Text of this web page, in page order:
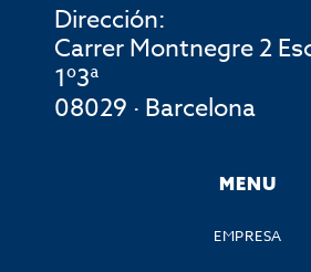
Dirección:
Carrer Montnegre 2
1º3ª
08029 · Barcelona
MENU
EMPRESA